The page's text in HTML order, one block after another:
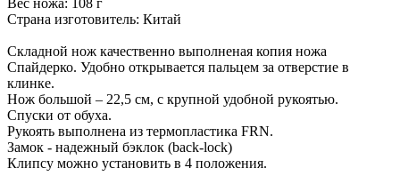
Страна изготовитель: Китай
Складной нож качественно выполненая копия ножа
Спайдерко. Удобно открывается пальцем за отверстие в
клинке.
Нож большой – 22,5 см, с крупной удобной рукоятью.
Спуски от обуха.
Рукоять выполнена из термопластика FRN.
Замок - надежный бэклок (back-lock)
Клипсу можно установить в 4 положения.